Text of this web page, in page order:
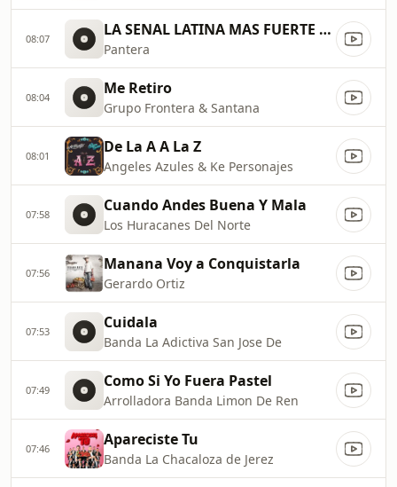
08:07 LA SENAL LATINA MAS FUERTE DEL
Pantera
08:04 Me Retiro
Grupo Frontera & Santana
08:01 De La A A La Z
Angeles Azules & Ke Personajes
07:58 Cuando Andes Buena Y Mala
Los Huracanes Del Norte
07:56 Manana Voy a Conquistarla
Gerardo Ortiz
07:53 Cuidala
Banda La Adictiva San Jose De
07:49 Como Si Yo Fuera Pastel
Arrolladora Banda Limon De Ren
07:46 Apareciste Tu
Banda La Chacaloza de Jerez